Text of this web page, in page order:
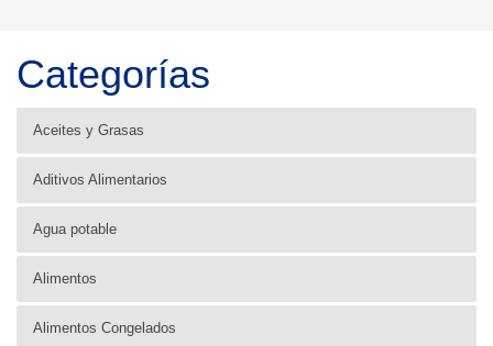
Categorías
Aceites y Grasas
Aditivos Alimentarios
Agua potable
Alimentos
Alimentos Congelados